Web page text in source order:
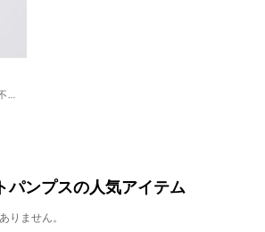
パンプスの人気アイテム
りません。